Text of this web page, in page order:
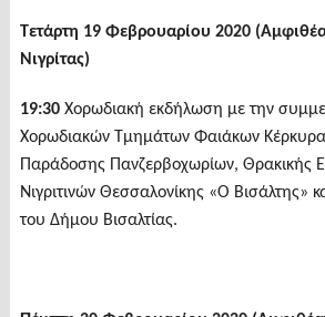
Τετάρτη 19 Φεβρουαρίου 2020
Νιγρίτας)
19:30Χορωδιακή εκδήλωση με την
Χορωδιακών Τμημάτων Φαιάκων
Παράδοσης Πανζερβοχωρίων, Θρακικής
Νιγριτινών Θεσσαλονίκης «Ο Βισάλτης»
του Δήμου Βισαλτίας.